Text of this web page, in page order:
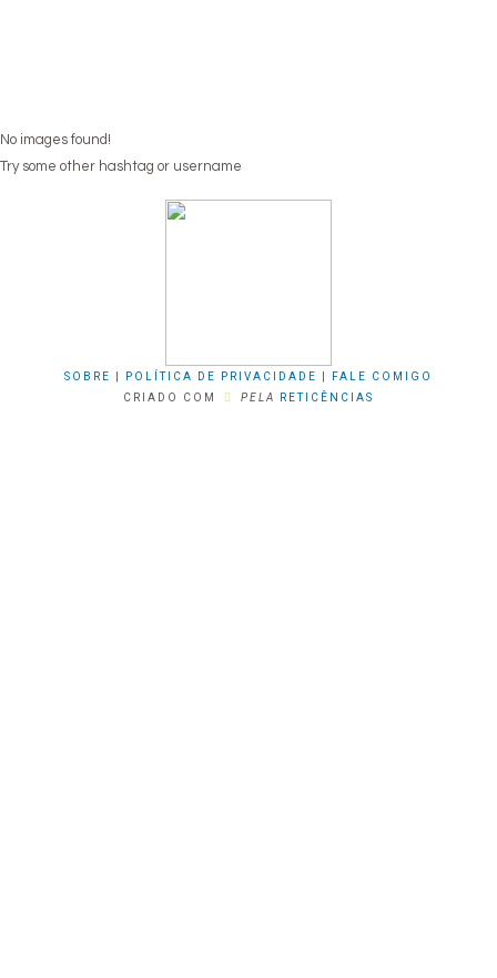
No images found!
Try some other hashtag or username
SOBRE POLÍTICA DE PRIVACIDADE
FALE COMIGO
CRIADO COM
PELA RETICÊNCIAS